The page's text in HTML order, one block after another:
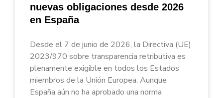
nuevas obligaciones desde 2026
en España
Desde el 7 de junio de 2026, la Directiva (UE)
2023/970 sobre transparencia retributiva es
plenamente exigible en todos los Estados
miembros de la Unión Europea. Aunque
España aún no ha aprobado una norma